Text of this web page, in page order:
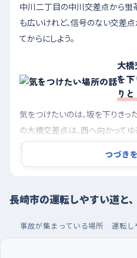
中川二丁目の中川交差点から蛍
も広いけれど、信号のない交差
てからにしよう。
大
を下
り
気をつけたいのは、坂を下りきっ
の大橋交差点は、西へ向かって
る交差点に入る形になっている
え、白雪食品の直売店など人の
ので、信号だけ見ていると横か
が遅れやすい。坂の途中から早め
のに信号がない。北側にコンビニ
つづき
長崎市の運転しやすい道と
事故が集まっている場所 運転し